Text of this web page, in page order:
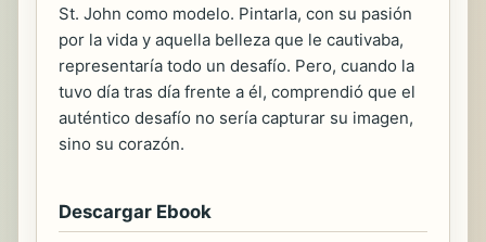
St. John como modelo. Pintarla, con su pasión
por la vida y aquella belleza que le cautivaba,
representaría todo un desafío. Pero, cuando la
tuvo día tras día frente a él, comprendió que el
auténtico desafío no sería capturar su imagen,
sino su corazón.
Descargar Ebook